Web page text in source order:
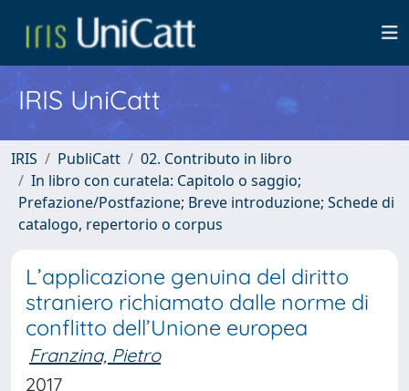
IRIS UniCatt
IRIS PubliCatt
02. Contributo in libro
In libro con curatela: Capitolo o saggio;
Prefazione/Postfazione; Breve introduzione; Schede di
catalogo, repertorio o corpus
L’applicazione genuina del diritto
straniero richiamato dalle norme di
conflitto dell’Unione europea
Franzina, Pietro
2017